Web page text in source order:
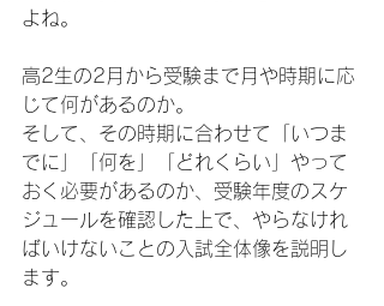
よね。
高2生の2月から受験まで月や時期に応
じて何があるのか。
そして、その時期に合わせて「いつま
でに」「何を」「どれくらい」やって
おく必要があるのか、受験年度のスケ
ジュールを確認した上で、やらなけれ
ばいけないことの入試全体像を説明し
ます。